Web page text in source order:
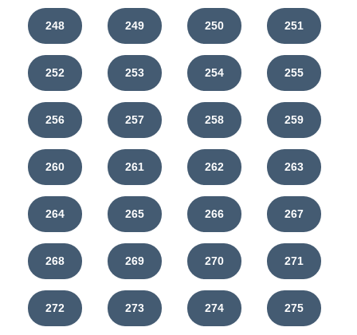
248 249 250 251
252 253 254 255
256 257 258 259
260 261 262 263
264 265 266 267
268 269 270 271
272 273 274 275